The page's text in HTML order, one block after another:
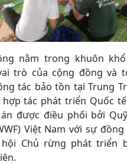
nằm trong khuôn
trò của cộng đồng và
tác bảo tồn tại Trung
hợp tác phát triển Quốc
được điều phối bởi
Việt Nam với sự
hội Chủ rừng phát triển